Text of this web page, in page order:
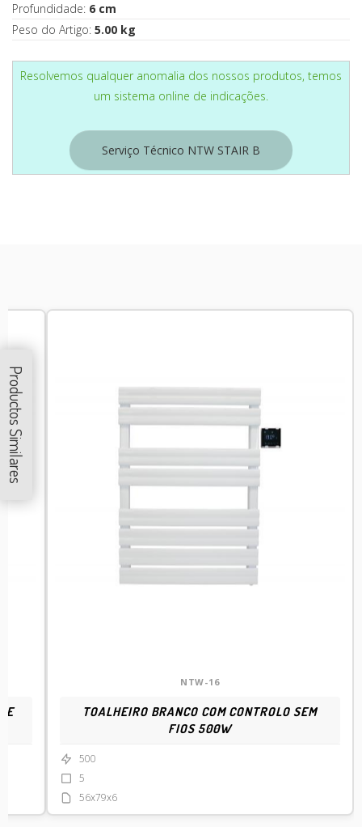
Profundidade: 6 cm
Peso do Artigo: 5.00 kg
Resolvemos qualquer anomalia dos nossos produtos, temos
um sistema online de indicações.
Serviço Técnico NTW STAIR B
Productos Similares
NTW-16
TOALHEIRO BRANCO COM CONTROLO SEM
FIOS 500W
500
5
56x79x6